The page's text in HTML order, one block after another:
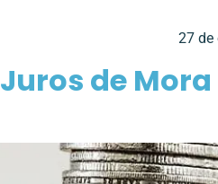
27 de
Juros de